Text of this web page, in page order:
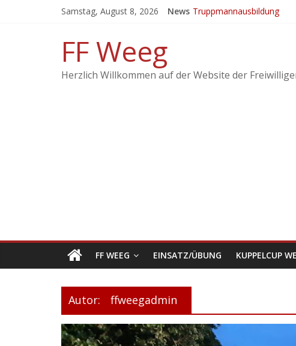
Samstag, August 8, 2026 News Truppmannausbildung
FF Weeg
Herzlich Willkommen auf der Website der
FF WEEG EINSATZ/ÜBUNG KUPPELCUP
Autor: ffweegadmin